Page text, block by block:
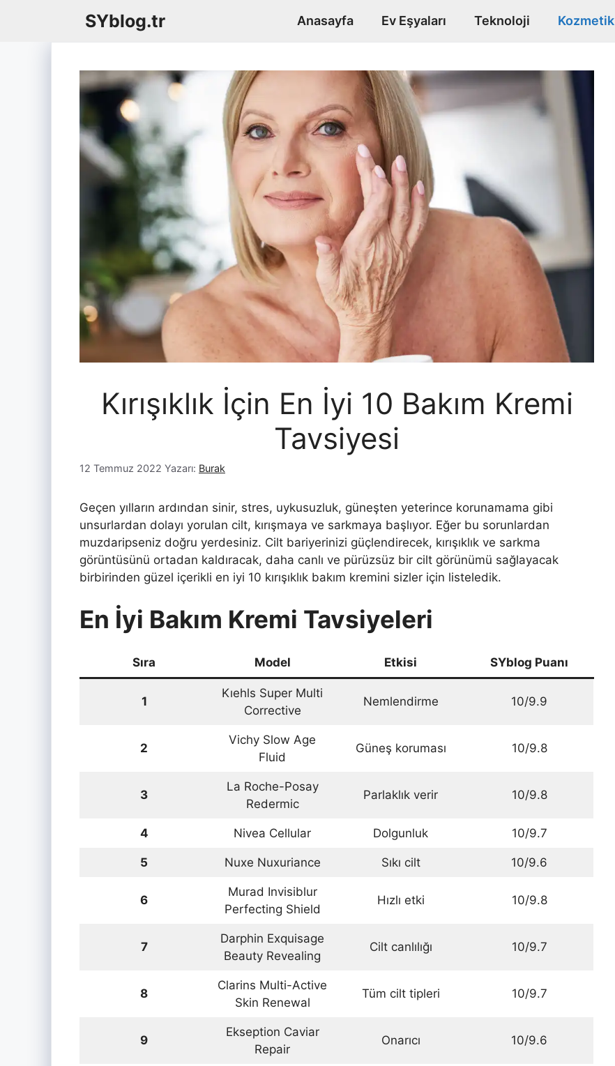
SYblog.tr Anasayfa Ev Eşyaları Teknoloji Kozmetik
Kırışıklık İçin En İyi 10 Bakım Kremi
Tavsiyesi
12 Temmuz 2022 Yazarı: Burak
Geçen yılların ardından sinir, stres, uykusuzluk, güneşten yeterince korunamama gibi
unsurlardan dolayı yorulan cilt, kırışmaya ve sarkmaya başlıyor. Eğer bu sorunlardan
muzdaripseniz doğru yerdesiniz. Cilt bariyerinizi güçlendirecek, kırışıklık ve sarkma
görüntüsünü ortadan kaldıracak, daha canlı ve pürüzsüz bir cilt görünümü sağlayacak
birbirinden güzel içerikli en iyi 10 kırışıklık bakım kremini sizler için listeledik.
En İyi Bakım Kremi Tavsiyeleri
Sıra Model Etkisi SYblog Puanı
1
Kıehls Super Multi
Corrective
Nemlendirme 10/9.9
2
Vichy Slow Age
Fluid
Güneş koruması 10/9.8
3
La Roche-Posay
Redermic
Parlaklık verir 10/9.8
4 Nivea Cellular Dolgunluk 10/9.7
5 Nuxe Nuxuriance Sıkı cilt 10/9.6
6
Murad Invisiblur
Perfecting Shield
Hızlı etki 10/9.8
7
Darphin Exquisage
Beauty Revealing
Cilt canlılığı 10/9.7
8
Clarins Multi-Active
Skin Renewal
Tüm cilt tipleri 10/9.7
9
Ekseption Caviar
Repair
Onarıcı 10/9.6